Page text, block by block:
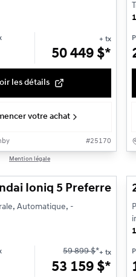
+ tx
50 449$*
les détails
votre achat
#25170
Mention légale
intégrale
Ioniq 5 Preferred
Automatique, -
59 899$*+ tx
53 159$*